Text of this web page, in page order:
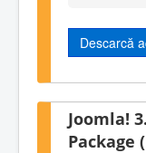
Descarcă
Joomla!
Package